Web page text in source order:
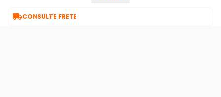
CONSULTE FRETE